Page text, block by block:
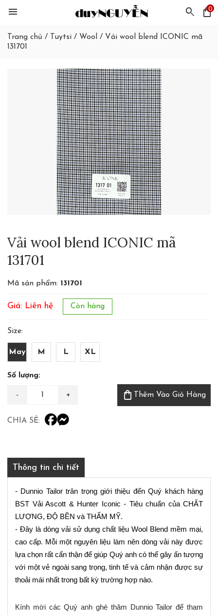
menu search shopping_bag
0
Trang chủ / Tuytsi / Wool / Vải wool blend ICONIC mã
131701
Vải wool blend ICONIC mã
131701
Mã sản phẩm: 131701
Giá: Liên hệ Còn hàng
Size:
May M L XL
Số lượng:
shopping_bag Thêm Vào Giỏ Hàng
CHIA SẺ:
Thông tin chi tiết
- Dunnio Tailor trân trọng giới thiệu đến Quý khách hàng
BST Vải Ascott & Hunter Iconic - Tiêu chuẩn của CHẤT
LƯỢNG, ĐỘ BỀN và THẨM MỸ.
- Đây là dòng vải sử dụng chất liệu Wool Blend mềm mại,
cao cấp. Mỗi một nguyên liệu làm nên dòng vải này được
lựa chọn rất cẩn thận để giúp Quý anh có thể gây ấn tượng
với một vẻ ngoài sang trọng, tinh tế và cảm nhận được sự
thoải mái nhất trong bất kỳ trường hợp nào.
Kính mời các Quý anh ghé thăm Dunnio Tailor để tham